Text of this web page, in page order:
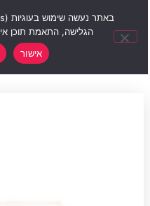
הגלישה, התאמת תוכן
אישור